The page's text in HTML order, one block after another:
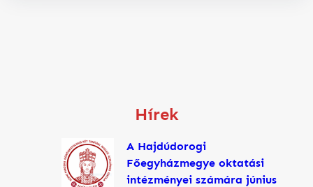
Hírek
A Hajdúdorogi
Főegyházmegye oktatási
intézményei számára június